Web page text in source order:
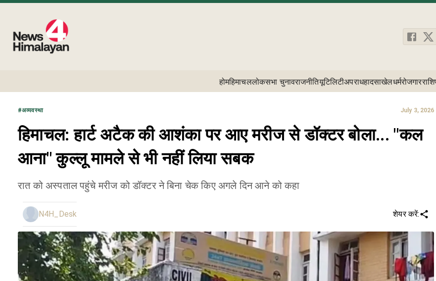
होमहिमाचललोकसभा चुनावराजनीतियूटिलिटीअपराधहादसाखेलधर्मरोजगार
#अव्यवस्था July 3, 2026
हिमाचल: हार्ट अटैक की आशंका पर आए मरीज से डॉक्टर बोला... "कल
आना" कुल्लू मामले से भी नहीं लिया सबक
रात को अस्पताल पहुंचे मरीज को डॉक्टर ने बिना चेक किए अगले दिन आने को कहा
N4H_Desk शेयर करें: